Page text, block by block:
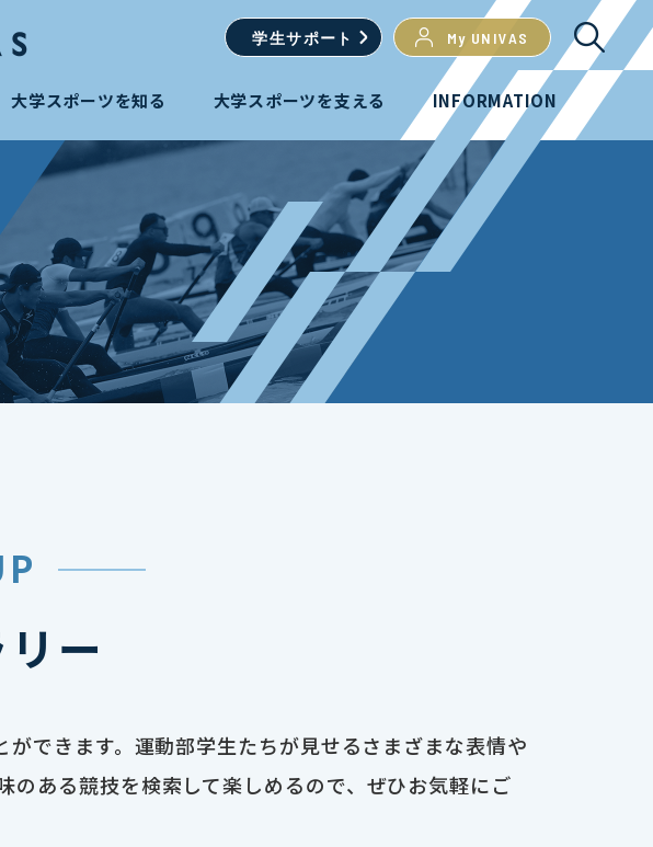
学生サポート My UNIVAS
大学スポーツを知る 大学スポーツを支える INFORMATION
ー
できます。運動部学生たちが見せるさまざまな表情や
ある競技を検索して楽しめるので、ぜひお気軽にご